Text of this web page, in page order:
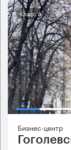
Класс А
Бизнес-центр